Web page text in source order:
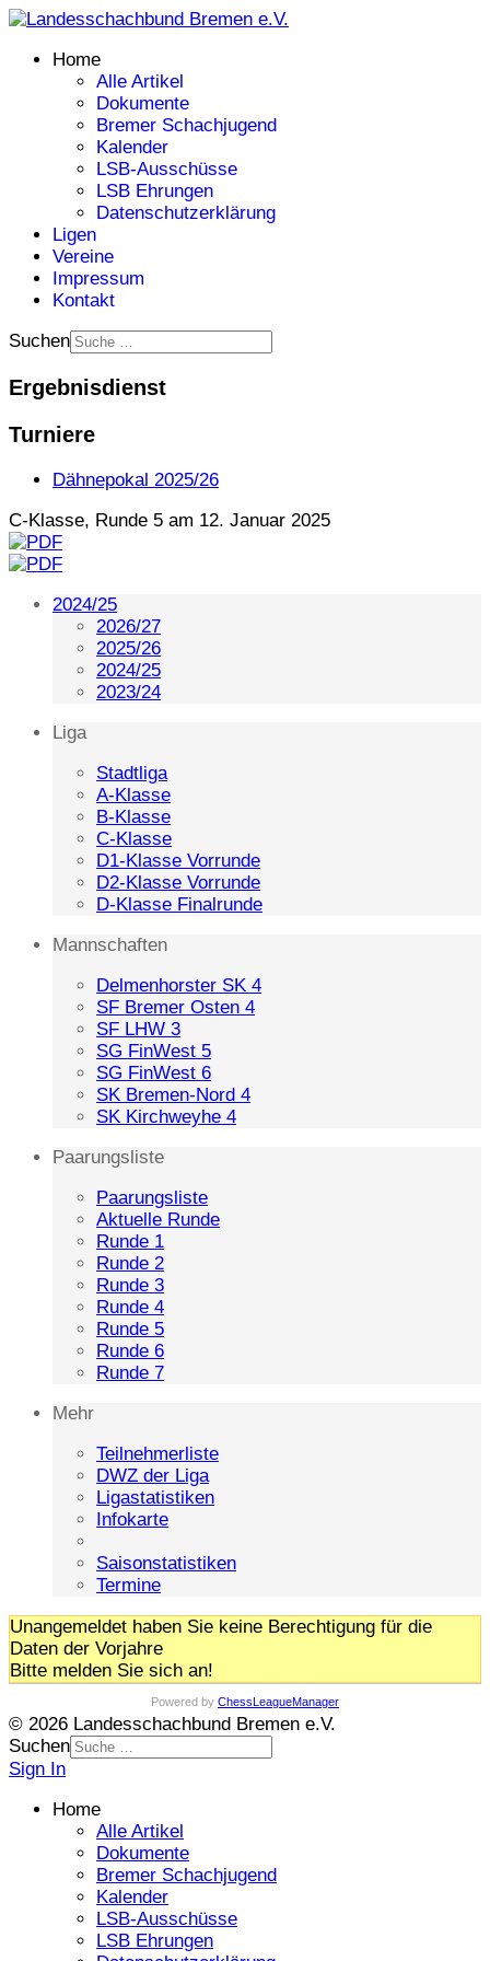
Home
Alle Artikel
Dokumente
Bremer Schachjugend
Kalender
LSB-Ausschüsse
LSB Ehrungen
Datenschutzerklärung
Ligen
Vereine
Impressum
Kontakt
Suchen
Ergebnisdienst
Turniere
Dähnepokal 2025/26
C-Klasse, Runde 5 am 12. Januar 2025
2024/25
2026/27
2025/26
2024/25
2023/24
Liga
Stadtliga
A-Klasse
B-Klasse
C-Klasse
D1-Klasse Vorrunde
D2-Klasse Vorrunde
D-Klasse Finalrunde
Mannschaften
Delmenhorster SK 4
SF Bremer Osten 4
SF LHW 3
SG FinWest 5
SG FinWest 6
SK Bremen-Nord 4
SK Kirchweyhe 4
Paarungsliste
Paarungsliste
Aktuelle Runde
Runde 1
Runde 2
Runde 3
Runde 4
Runde 5
Runde 6
Runde 7
Mehr
Teilnehmerliste
DWZ der Liga
Ligastatistiken
Infokarte
Saisonstatistiken
Termine
Unangemeldet haben Sie keine Berechtigung für die
Daten der Vorjahre
Bitte melden Sie sich an!
Powered by ChessLeagueManager
© 2026 Landesschachbund Bremen e.V.
Suchen
Sign In
Home
Alle Artikel
Dokumente
Bremer Schachjugend
Kalender
LSB-Ausschüsse
LSB Ehrungen